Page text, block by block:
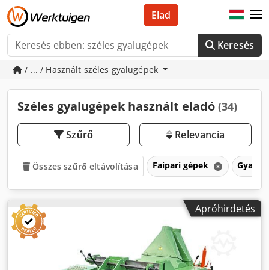
Keresés
Elad
/ ... / Használt széles gyalugépek
Széles gyalugépek használt eladó (34)
Szűrő Relevancia
Összes szűrő eltávolítása Faipari gépek
Apróhirdetés